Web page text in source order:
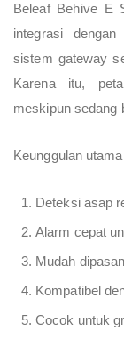
Beleaf Behive E
integrasi
sistem gateway
Karena itu,
meskipun sedang
Keunggulan
Deteksi asap
Alarm cepat
Mudah
Kompatibel
Cocok untuk